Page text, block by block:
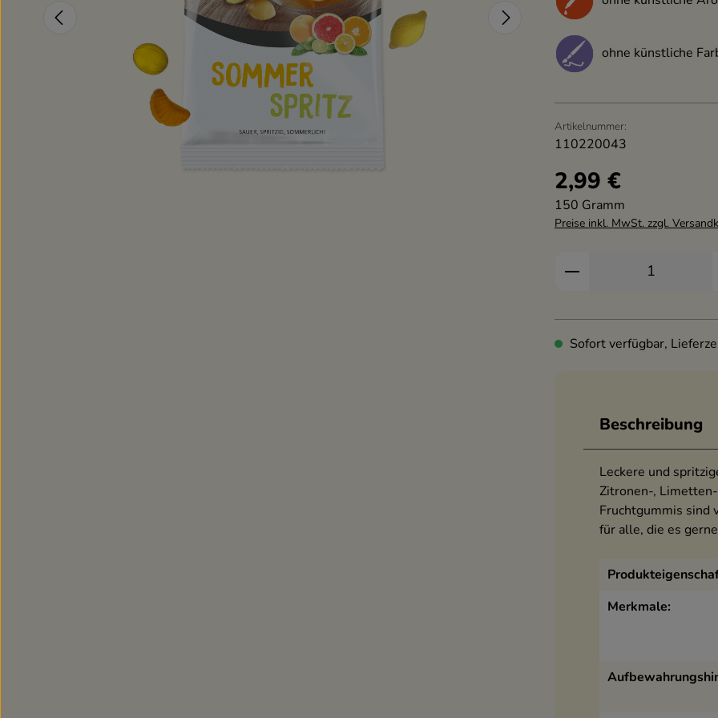
ohne künstliche
Artikelnummer:
110220043
Regulärer Preis:
2,99 €
150 Gramm
Preise inkl. MwSt. zzgl.
Produkt Anzahl:
Sofort verfügbar,
Beschreibung
Leckere und
Zitronen-,
Fruchtgummis sind
für alle, die es
Merkmale: